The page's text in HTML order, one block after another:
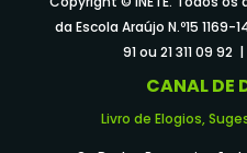
da Escola Araújo N.º15 1169-
91 ou 21 311 09 92 |
CANAL DE
Livro de Elogios,